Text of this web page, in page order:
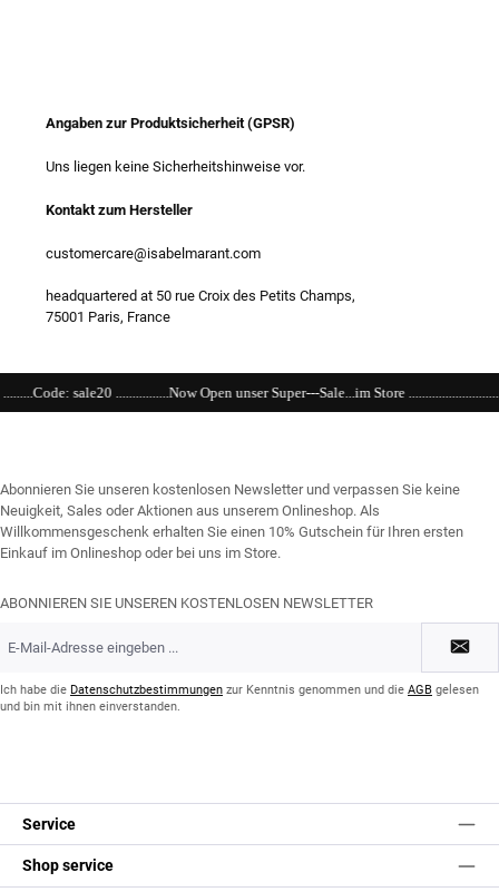
Angaben zur Produktsicherheit (GPSR)
Uns liegen keine Sicherheitshinweise vor.
Kontakt zum Hersteller
customercare@isabelmarant.com
headquartered at 50 rue Croix des Petits Champs,
75001 Paris, France
................Now Open unser Super---Sale...im Store
Abonnieren Sie unseren kostenlosen Newsletter und verpassen Sie keine
Neuigkeit, Sales oder Aktionen aus unserem Onlineshop. Als
Willkommensgeschenk erhalten Sie einen 10% Gutschein für Ihren ersten
Einkauf im Onlineshop oder bei uns im Store.
ABONNIEREN SIE UNSEREN KOSTENLOSEN NEWSLETTER
Mail-
*Ich habe die Datenschutzbestimmungen zur Kenntnis genommen und die AGB gelesen
und bin mit ihnen einverstanden.
Service
Shop service